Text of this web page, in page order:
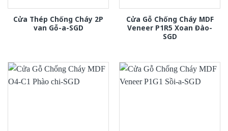
Cửa Thép Chống Cháy 2P
van Gỗ-a-SGD
Cửa Gỗ Chống Cháy MDF
Veneer P1R5 Xoan Đào-
SGD